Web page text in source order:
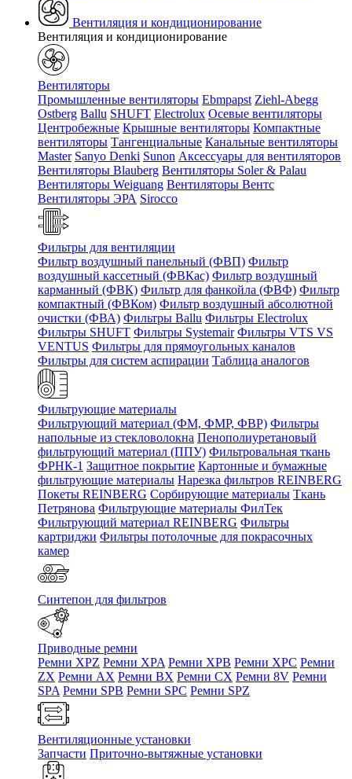
Вентиляция и кондиционирование
Вентиляция и кондиционирование
Вентиляторы
Промышленные вентиляторы Ebmpapst Ziehl-Abegg
Ostberg Ballu SHUFT Electrolux Осевые вентиляторы
Центробежные Крышные вентиляторы Компактные
вентиляторы Тангенциальные Канальные вентиляторы
Master Sanyo Denki Sunon Аксессуары для вентиляторов
Вентиляторы Blauberg Вентиляторы Soler & Palau
Вентиляторы Weiguang Вентиляторы Вентс
Вентиляторы ЭРА Sirocco
Фильтры для вентиляции
Фильтр воздушный панельный (ФВП) Фильтр
воздушный кассетный (ФВКас) Фильтр воздушный
карманный (ФВК) Фильтр для фанкойла (ФВФ) Фильтр
компактный (ФВКом) Фильтр воздушный абсолютной
очистки (ФВА) Фильтры Ballu Фильтры Electrolux
Фильтры SHUFT Фильтры Systemair Фильтры VTS VS
VENTUS Фильтры для прямоугольных каналов
Фильтры для систем аспирации Таблица аналогов
Фильтрующие материалы
Фильтрующий материал (ФМ, ФМР, ФВР) Фильтры
напольные из стекловолокна Пенополиуретановый
фильтрующий материал (ППУ) Фильтровальная ткань
ФРНК-1 Защитное покрытие Картонные и бумажные
фильтрующие материалы Нарезка фильтров REINBERG
Покеты REINBERG Сорбирующие материалы Ткань
Петрянова Фильтрующие материалы ФилТек
Фильтрующий материал REINBERG Фильтры
картриджи Фильтры потолочные для покрасочных
камер
Синтепон для фильтров
Приводные ремни
Ремни XPZ Ремни XPA Ремни XPB Ремни XPC Ремни
ZX Ремни AX Ремни BX Ремни CX Ремни 8V Ремни
SPA Ремни SPB Ремни SPC Ремни SPZ
Вентиляционные установки
Запчасти Приточно-вытяжные установки